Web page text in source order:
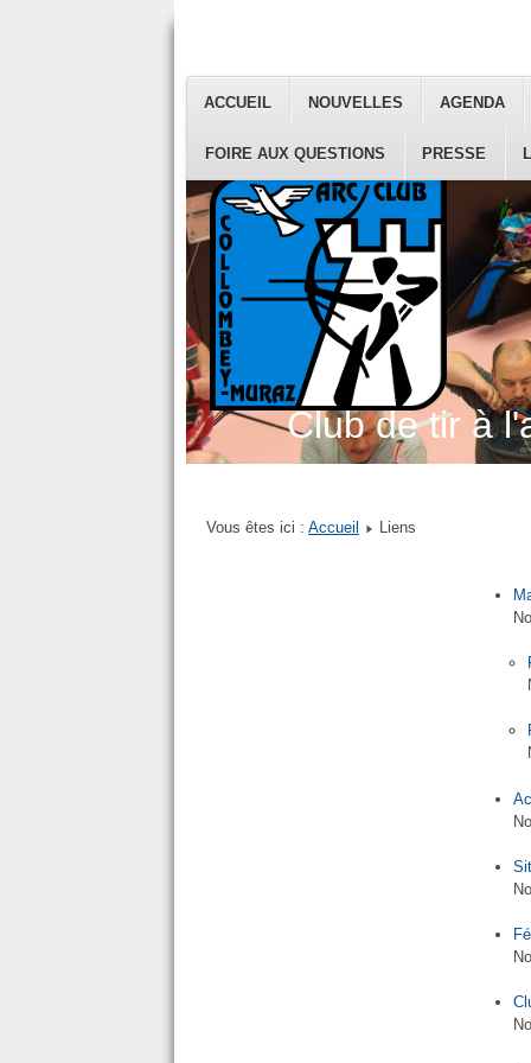
Club de tir à
ACCUEIL NOUVELLES AGENDA
FOIRE AUX QUESTIONS PRESSE
Vous êtes ici : Accueil Liens